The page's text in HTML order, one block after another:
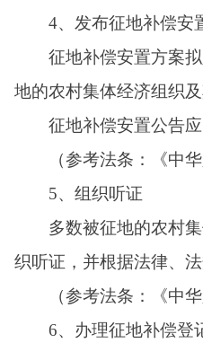
有权人、使用权人签订征地补偿
对个别确实难以达成征地
（参考法条：《中华人民共
8、申请土地征收审批
县级以上地方人民政府应
县级以上人民政府完成相关
有批准权的人民政府批准。
有批准权的人民政府应当对
共利益确需征收土地的情形以
（参考法条： 《中华人民共